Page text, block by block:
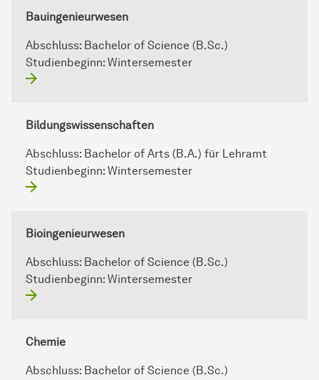
Bauingenieurwesen
Abschluss: Bachelor of Science (B.Sc.)
Studienbeginn: Wintersemester
Bildungswissenschaften
Abschluss: Bachelor of Arts (B.A.) für Lehramt
Studienbeginn: Wintersemester
Bioingenieurwesen
Abschluss: Bachelor of Science (B.Sc.)
Studienbeginn: Wintersemester
Chemie
Abschluss: Bachelor of Science (B.Sc.)